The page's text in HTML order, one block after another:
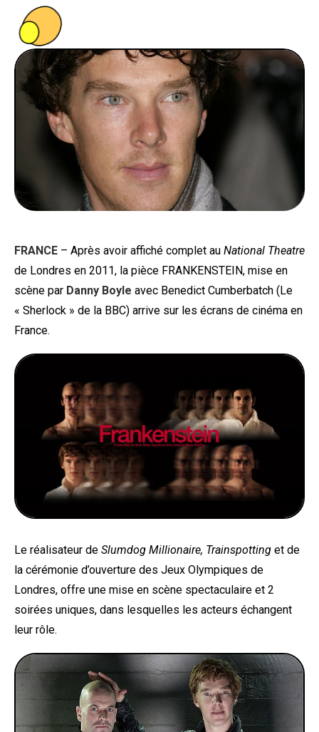
FOOD
BONS PLANS
SOUTENEZ KULTT
FRANCE – Après avoir affiché complet au National Theatre
de Londres en 2011, la pièce FRANKENSTEIN, mise en
scène par Danny Boyle avec Benedict Cumberbatch (Le
« Sherlock » de la BBC) arrive sur les écrans de cinéma en
France.
Le réalisateur de Slumdog Millionaire, Trainspotting et de
la cérémonie d’ouverture des Jeux Olympiques de
Londres, offre une mise en scène spectaculaire et 2
soirées uniques, dans lesquelles les acteurs échangent
leur rôle.